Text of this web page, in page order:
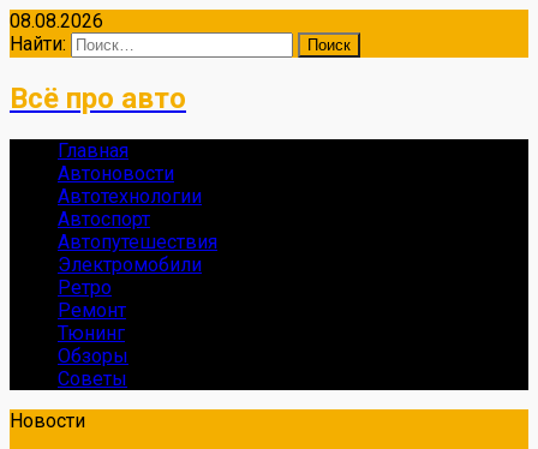
08.08.2026
Найти:
Всё про авто
Главная
Автоновости
Автотехнологии
Автоспорт
Автопутешествия
Электромобили
Ретро
Ремонт
Тюнинг
Обзоры
Советы
Новости